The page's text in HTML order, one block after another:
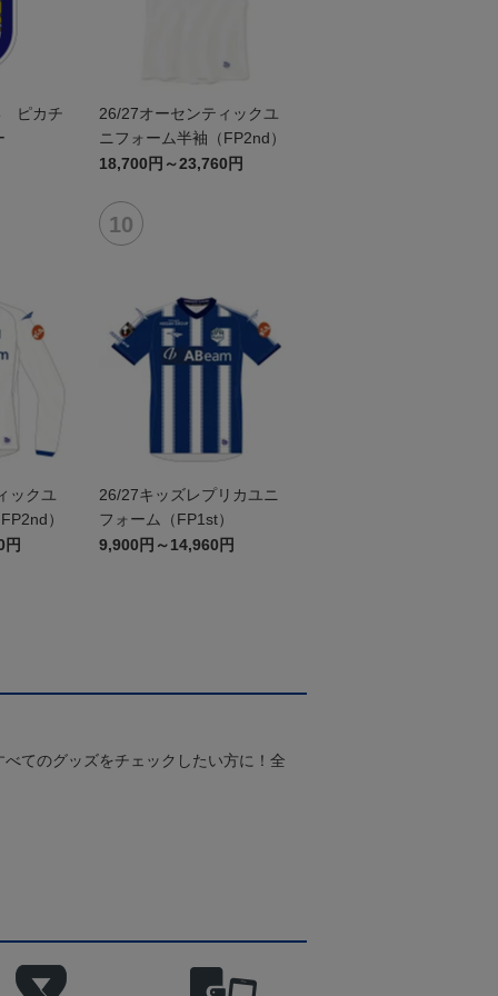
ピカチ
26/27オーセンティックユ
ニフォーム半袖（FP2nd）
18,700円～23,760円
ックユ
）
円
26/27キッズレプリカユニ
フォーム（FP1st）
9,900円～14,960円
てのグッズをチェックしたい方に！全